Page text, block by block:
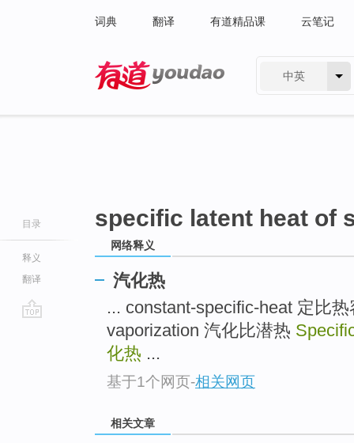
词典 翻译 有道精品课 云笔记
中英
目录
释义
翻译
specific latent heat of
网络释义
汽化热
... constant-specific-heat 定比
vaporization 汽化比潜热
化热 ...
基于1个网页-相关网页
相关文章